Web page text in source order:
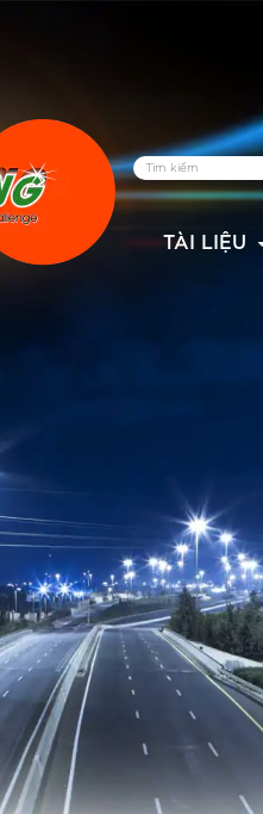
TÀI LIỆU